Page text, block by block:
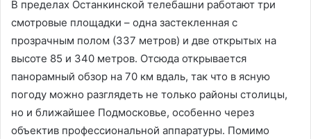
В пределах Останкинской телебашни работают три
смотровые площадки – одна застекленная с
прозрачным полом (337 метров) и две открытых на
высоте 85 и 340 метров. Отсюда открывается
панорамный обзор на 70 км вдаль, так что в ясную
погоду можно разглядеть не только районы столицы,
но и ближайшее Подмосковье, особенно через
объектив профессиональной аппаратуры. Помимо